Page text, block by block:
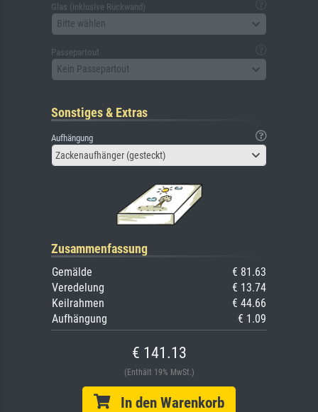
Glas (inklusive Rückwand)
Bitte wählen
Passepartout
Kein Passepartout
Sonstiges & Extras
Aufhängung
Zackenaufhänger (gesteckt)
Zusammenfassung
Gemälde
€ 81.63
Veredelung
€ 13.74
Keilrahmen
€ 44.66
Aufhängung
€ 1.09
€ 141.13
(Enthält 19% MwSt.)
In den Warenkorb